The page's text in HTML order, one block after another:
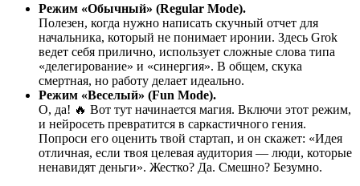
Режим «Обычный» (Regular Mode).
Полезен, когда нужно написать скучный отчет для
начальника, который не понимает иронии. Здесь Grok
ведет себя прилично, использует сложные слова типа
«делегирование» и «синергия». В общем, скука
смертная, но работу делает идеально.
Режим «Веселый» (Fun Mode).
О, да! 🔥 Вот тут начинается магия. Включи этот режим,
и нейросеть превратится в саркастичного гения.
Попроси его оценить твой стартап, и он скажет: «Идея
отличная, если твоя целевая аудитория — люди, которые
ненавидят деньги». Жестко? Да. Смешно? Безумно.